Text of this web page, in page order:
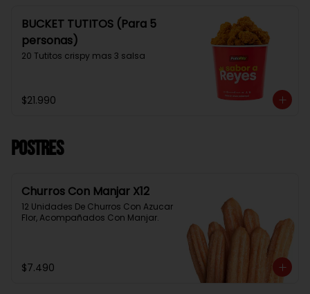
BUCKET TUTITOS (Para 5
personas)
20 Tutitos crispy mas 3 salsa
$21.990
Postres
Churros Con Manjar X12
12 Unidades De Churros Con Azucar
Flor, Acompañados Con Manjar.
$7.490